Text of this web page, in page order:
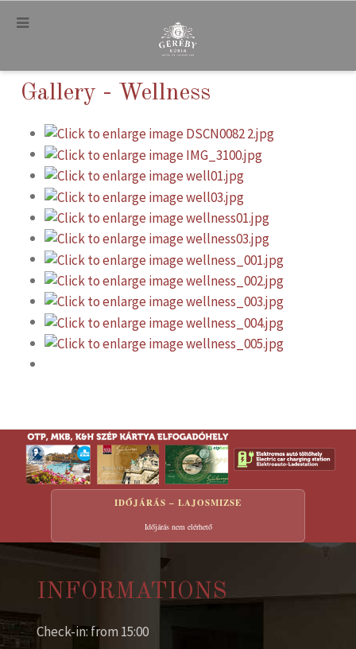
.
Gallery - Wellness
IDŐJÁRÁS – LAJOSMIZSE
Időjárás nem elérhető
INFORMATIONS
Check-in: from 15:00